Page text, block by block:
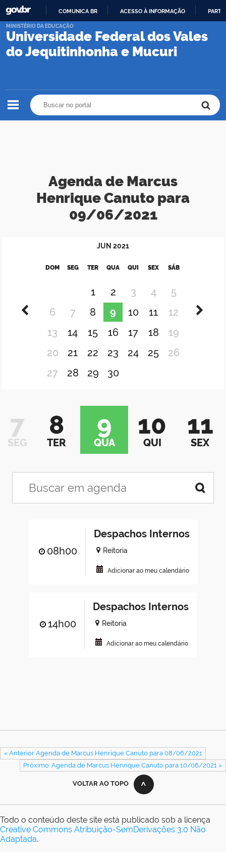
PARA
CONTEÚDO
COMUNICA BR ACESSO À INFORMAÇÃO
Universidade Federal dos Vales
do Jequitinhonha e Mucuri
MINISTÉRIO DA EDUCAÇÃO
Agenda de Marcus
Henrique Canuto para
09/06/2021
JUN 2021
DOM SEG TER QUA QUI SEX SÁB
1 2 3 4
5
6
7 8 9 10 11
12
13
14 15 16 17 18
19
20
21 22 23 24 25
26
27
28 29 30
7
SEG
8
TER
9
QUA
10
QUI
11
SEX
08h00
Despachos Internos
Reitoria
Adicionar ao meu calendário
14h00
Despachos Internos
Reitoria
Adicionar ao meu calendário
« Anterior Agenda de Marcus Henrique Canuto para 08/06/2021
Próximo: Agenda de Marcus Henrique Canuto para 10/06/2021 »
VOLTAR AO TOPO
Todo o conteúdo deste site está publicado sob a licença
Creative Commons Atribuição-SemDerivações 3.0 Não
Adaptada.